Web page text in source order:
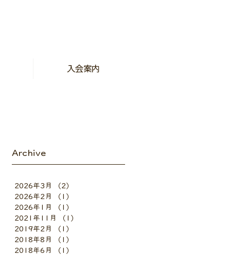
入会案内
Archive
2026年3月 （2）
2026年2月
（1）
2026年1月
（1）
2021年11月
（1）
2019年2月
（1）
2018年8月
（1）
2018年6月
（1）